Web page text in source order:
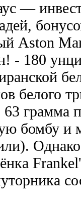
—
Aston
- 180
белого
грамма
бомбу и